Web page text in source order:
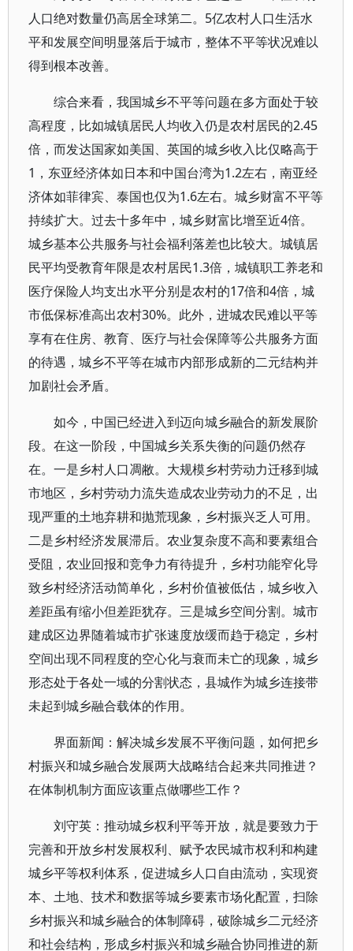
人口绝对数量仍高居全球第二。5亿农村人口生活水
平和发展空间明显落后于城市，整体不平等状况难以
得到根本改善。
综合来看，我国城乡不平等问题在多方面处于较
高程度，比如城镇居民人均收入仍是农村居民的2.45
倍，而发达国家如美国、英国的城乡收入比仅略高于
1，东亚经济体如日本和中国台湾为1.2左右，南亚经
济体如菲律宾、泰国也仅为1.6左右。城乡财富不平等
持续扩大。过去十多年中，城乡财富比增至近4倍。
城乡基本公共服务与社会福利落差也比较大。城镇居
民平均受教育年限是农村居民1.3倍，城镇职工养老和
医疗保险人均支出水平分别是农村的17倍和4倍，城
市低保标准高出农村30%。此外，进城农民难以平等
享有在住房、教育、医疗与社会保障等公共服务方面
的待遇，城乡不平等在城市内部形成新的二元结构并
加剧社会矛盾。
如今，中国已经进入到迈向城乡融合的新发展阶
段。在这一阶段，中国城乡关系失衡的问题仍然存
在。一是乡村人口凋敝。大规模乡村劳动力迁移到城
市地区，乡村劳动力流失造成农业劳动力的不足，出
现严重的土地弃耕和抛荒现象，乡村振兴乏人可用。
二是乡村经济发展滞后。农业复杂度不高和要素组合
受阻，农业回报和竞争力有待提升，乡村功能窄化导
致乡村经济活动简单化，乡村价值被低估，城乡收入
差距虽有缩小但差距犹存。三是城乡空间分割。城市
建成区边界随着城市扩张速度放缓而趋于稳定，乡村
空间出现不同程度的空心化与衰而未亡的现象，城乡
形态处于各处一域的分割状态，县城作为城乡连接带
未起到城乡融合载体的作用。
界面新闻：解决城乡发展不平衡问题，如何把乡
村振兴和城乡融合发展两大战略结合起来共同推进？
在体制机制方面应该重点做哪些工作？
刘守英：推动城乡权利平等开放，就是要致力于
完善和开放乡村发展权利、赋予农民城市权利和构建
城乡平等权利体系，促进城乡人口自由流动，实现资
本、土地、技术和数据等城乡要素市场化配置，扫除
乡村振兴和城乡融合的体制障碍，破除城乡二元经济
和社会结构，形成乡村振兴和城乡融合协同推进的新